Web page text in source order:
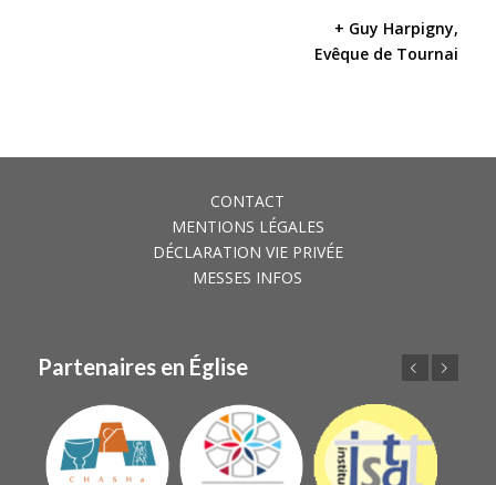
+ Guy Harpigny,
Evêque de Tournai
CONTACT
MENTIONS LÉGALES
DÉCLARATION VIE PRIVÉE
MESSES INFOS
Partenaires en Église